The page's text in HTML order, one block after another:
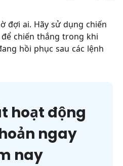
đợi ai. Hãy sử dụng chiến
chiến thắng trong khi
hồi phục sau các lệnh
hoạt động
ngay
nay